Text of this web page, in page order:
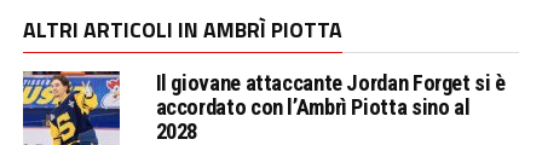
ALTRI ARTICOLI IN AMBRÌ PIOTTA
Il giovane attaccante Jordan Forget si è
accordato con l’Ambrì Piotta sino al
2028